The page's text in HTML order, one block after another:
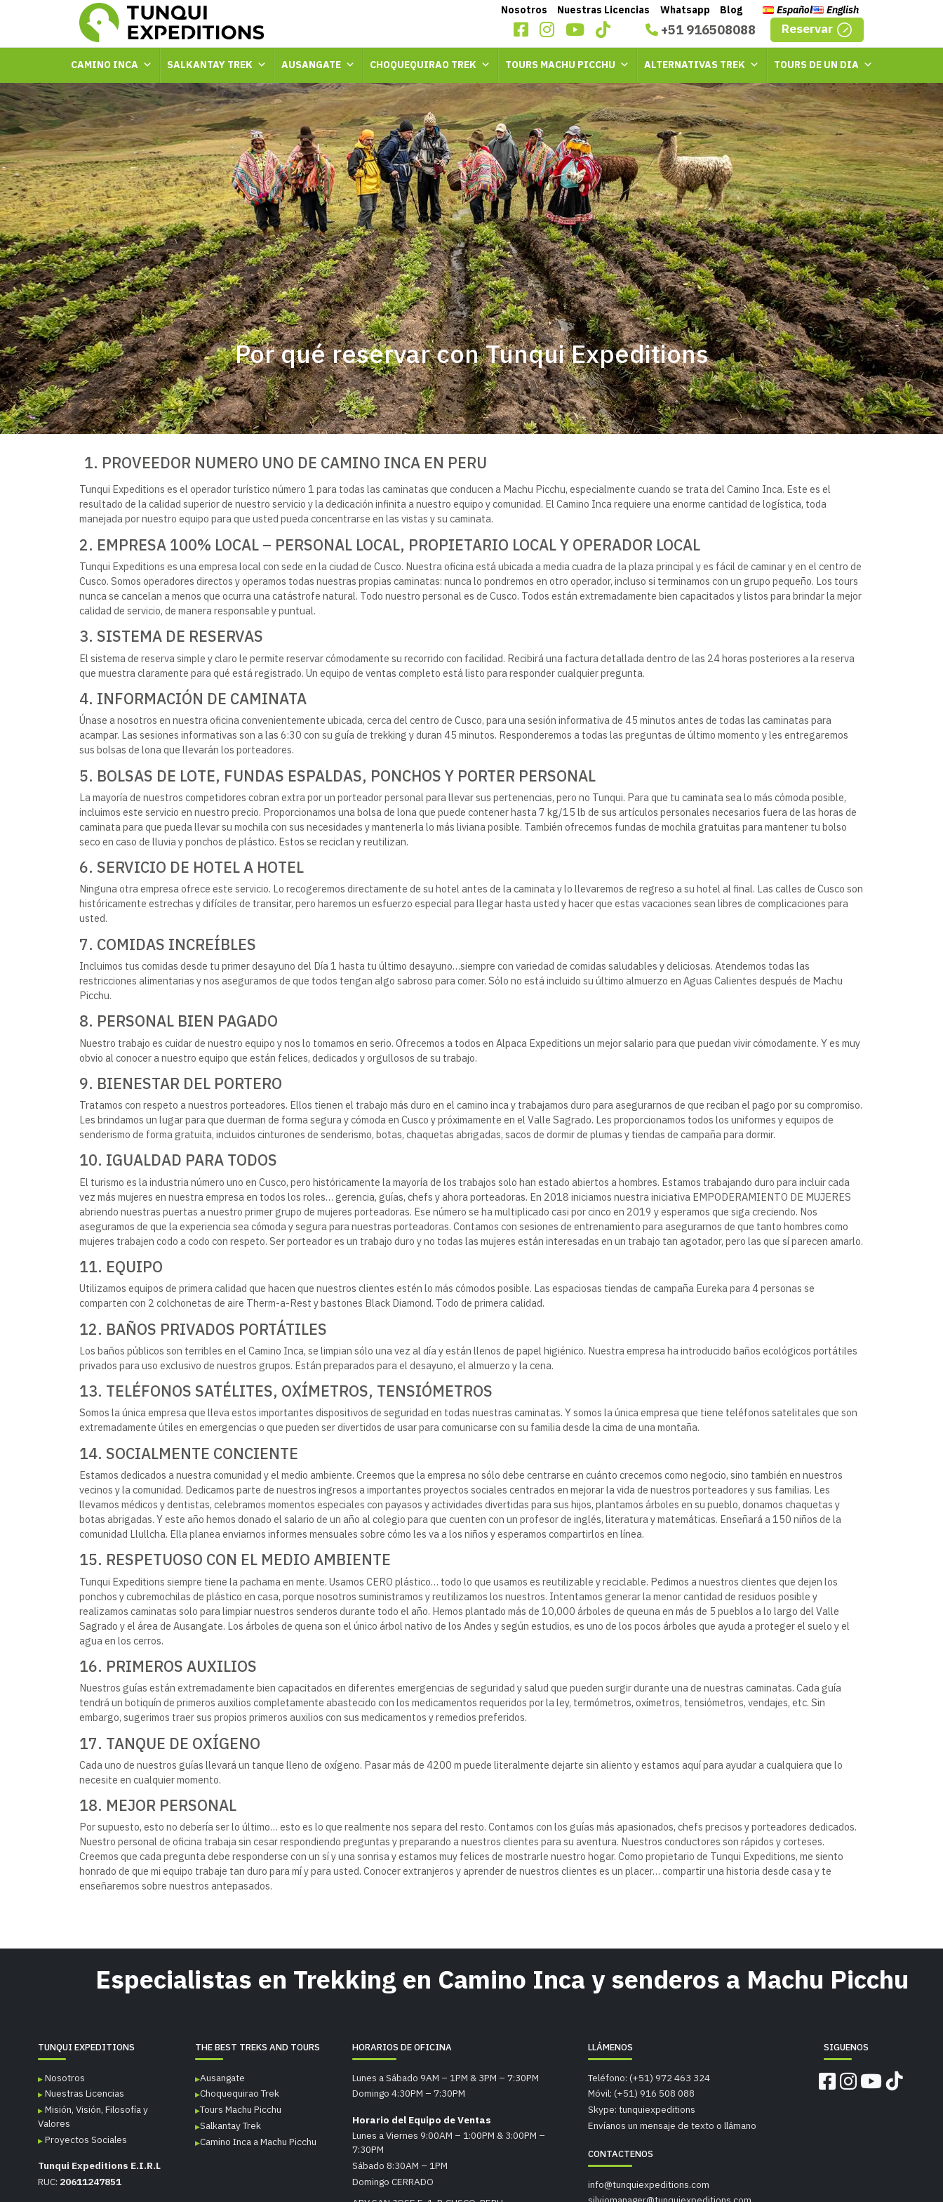
Nosotros Nuestras Licencias Whatsapp Blog Español English
+51 916508088 Reservar
CAMINO INCA SALKANTAY TREK AUSANGATE CHOQUEQUIRAO TREK TOURS MACHU PICCHU ALTERNATIVAS TREK TOURS DE UN DIA
Por qué reservar con Tunqui Expeditions
1. PROVEEDOR NUMERO UNO DE CAMINO INCA EN PERU
Tunqui Expeditions es el operador turístico número 1 para todas las caminatas que conducen a Machu Picchu, especialmente cuando se trata del Camino Inca. Este es el
resultado de la calidad superior de nuestro servicio y la dedicación infinita a nuestro equipo y comunidad. El Camino Inca requiere una enorme cantidad de logística, toda
manejada por nuestro equipo para que usted pueda concentrarse en las vistas y su caminata.
2. EMPRESA 100% LOCAL – PERSONAL LOCAL, PROPIETARIO LOCAL Y OPERADOR LOCAL
Tunqui Expeditions es una empresa local con sede en la ciudad de Cusco. Nuestra oficina está ubicada a media cuadra de la plaza principal y es fácil de caminar y en el centro de
Cusco. Somos operadores directos y operamos todas nuestras propias caminatas: nunca lo pondremos en otro operador, incluso si terminamos con un grupo pequeño. Los tours
nunca se cancelan a menos que ocurra una catástrofe natural. Todo nuestro personal es de Cusco. Todos están extremadamente bien capacitados y listos para brindar la mejor
calidad de servicio, de manera responsable y puntual.
3. SISTEMA DE RESERVAS
El sistema de reserva simple y claro le permite reservar cómodamente su recorrido con facilidad. Recibirá una factura detallada dentro de las 24 horas posteriores a la reserva
que muestra claramente para qué está registrado. Un equipo de ventas completo está listo para responder cualquier pregunta.
4. INFORMACIÓN DE CAMINATA
Únase a nosotros en nuestra oficina convenientemente ubicada, cerca del centro de Cusco, para una sesión informativa de 45 minutos antes de todas las caminatas para
acampar. Las sesiones informativas son a las 6:30 con su guía de trekking y duran 45 minutos. Responderemos a todas las preguntas de último momento y les entregaremos
sus bolsas de lona que llevarán los porteadores.
5. BOLSAS DE LOTE, FUNDAS ESPALDAS, PONCHOS Y PORTER PERSONAL
La mayoría de nuestros competidores cobran extra por un porteador personal para llevar sus pertenencias, pero no Tunqui. Para que tu caminata sea lo más cómoda posible,
incluimos este servicio en nuestro precio. Proporcionamos una bolsa de lona que puede contener hasta 7 kg/15 lb de sus artículos personales necesarios fuera de las horas de
caminata para que pueda llevar su mochila con sus necesidades y mantenerla lo más liviana posible. También ofrecemos fundas de mochila gratuitas para mantener tu bolso
seco en caso de lluvia y ponchos de plástico. Estos se reciclan y reutilizan.
6. SERVICIO DE HOTEL A HOTEL
Ninguna otra empresa ofrece este servicio. Lo recogeremos directamente de su hotel antes de la caminata y lo llevaremos de regreso a su hotel al final. Las calles de Cusco son
históricamente estrechas y difíciles de transitar, pero haremos un esfuerzo especial para llegar hasta usted y hacer que estas vacaciones sean libres de complicaciones para
usted.
7. COMIDAS INCREÍBLES
Incluimos tus comidas desde tu primer desayuno del Día 1 hasta tu último desayuno…siempre con variedad de comidas saludables y deliciosas. Atendemos todas las
restricciones alimentarias y nos aseguramos de que todos tengan algo sabroso para comer. Sólo no está incluido su último almuerzo en Aguas Calientes después de Machu
Picchu.
8. PERSONAL BIEN PAGADO
Nuestro trabajo es cuidar de nuestro equipo y nos lo tomamos en serio. Ofrecemos a todos en Alpaca Expeditions un mejor salario para que puedan vivir cómodamente. Y es muy
obvio al conocer a nuestro equipo que están felices, dedicados y orgullosos de su trabajo.
9. BIENESTAR DEL PORTERO
Tratamos con respeto a nuestros porteadores. Ellos tienen el trabajo más duro en el camino inca y trabajamos duro para asegurarnos de que reciban el pago por su compromiso.
Les brindamos un lugar para que duerman de forma segura y cómoda en Cusco y próximamente en el Valle Sagrado. Les proporcionamos todos los uniformes y equipos de
senderismo de forma gratuita, incluidos cinturones de senderismo, botas, chaquetas abrigadas, sacos de dormir de plumas y tiendas de campaña para dormir.
10. IGUALDAD PARA TODOS
El turismo es la industria número uno en Cusco, pero históricamente la mayoría de los trabajos solo han estado abiertos a hombres. Estamos trabajando duro para incluir cada
vez más mujeres en nuestra empresa en todos los roles… gerencia, guías, chefs y ahora porteadoras. En 2018 iniciamos nuestra iniciativa EMPODERAMIENTO DE MUJERES
abriendo nuestras puertas a nuestro primer grupo de mujeres porteadoras. Ese número se ha multiplicado casi por cinco en 2019 y esperamos que siga creciendo. Nos
aseguramos de que la experiencia sea cómoda y segura para nuestras porteadoras. Contamos con sesiones de entrenamiento para asegurarnos de que tanto hombres como
mujeres trabajen codo a codo con respeto. Ser porteador es un trabajo duro y no todas las mujeres están interesadas en un trabajo tan agotador, pero las que sí parecen amarlo.
11. EQUIPO
Utilizamos equipos de primera calidad que hacen que nuestros clientes estén lo más cómodos posible. Las espaciosas tiendas de campaña Eureka para 4 personas se
comparten con 2 colchonetas de aire Therm-a-Rest y bastones Black Diamond. Todo de primera calidad.
12. BAÑOS PRIVADOS PORTÁTILES
Los baños públicos son terribles en el Camino Inca, se limpian sólo una vez al día y están llenos de papel higiénico. Nuestra empresa ha introducido baños ecológicos portátiles
privados para uso exclusivo de nuestros grupos. Están preparados para el desayuno, el almuerzo y la cena.
13. TELÉFONOS SATÉLITES, OXÍMETROS, TENSIÓMETROS
Somos la única empresa que lleva estos importantes dispositivos de seguridad en todas nuestras caminatas. Y somos la única empresa que tiene teléfonos satelitales que son
extremadamente útiles en emergencias o que pueden ser divertidos de usar para comunicarse con su familia desde la cima de una montaña.
14. SOCIALMENTE CONCIENTE
Estamos dedicados a nuestra comunidad y el medio ambiente. Creemos que la empresa no sólo debe centrarse en cuánto crecemos como negocio, sino también en nuestros
vecinos y la comunidad. Dedicamos parte de nuestros ingresos a importantes proyectos sociales centrados en mejorar la vida de nuestros porteadores y sus familias. Les
llevamos médicos y dentistas, celebramos momentos especiales con payasos y actividades divertidas para sus hijos, plantamos árboles en su pueblo, donamos chaquetas y
botas abrigadas. Y este año hemos donado el salario de un año al colegio para que cuenten con un profesor de inglés, literatura y matemáticas. Enseñará a 150 niños de la
comunidad Llullcha. Ella planea enviarnos informes mensuales sobre cómo les va a los niños y esperamos compartirlos en línea.
15. RESPETUOSO CON EL MEDIO AMBIENTE
Tunqui Expeditions siempre tiene la pachama en mente. Usamos CERO plástico… todo lo que usamos es reutilizable y reciclable. Pedimos a nuestros clientes que dejen los
ponchos y cubremochilas de plástico en casa, porque nosotros suministramos y reutilizamos los nuestros. Intentamos generar la menor cantidad de residuos posible y
realizamos caminatas solo para limpiar nuestros senderos durante todo el año. Hemos plantado más de 10,000 árboles de queuna en más de 5 pueblos a lo largo del Valle
Sagrado y el área de Ausangate. Los árboles de quena son el único árbol nativo de los Andes y según estudios, es uno de los pocos árboles que ayuda a proteger el suelo y el
agua en los cerros.
16. PRIMEROS AUXILIOS
Nuestros guías están extremadamente bien capacitados en diferentes emergencias de seguridad y salud que pueden surgir durante una de nuestras caminatas. Cada guía
tendrá un botiquín de primeros auxilios completamente abastecido con los medicamentos requeridos por la ley, termómetros, oxímetros, tensiómetros, vendajes, etc. Sin
embargo, sugerimos traer sus propios primeros auxilios con sus medicamentos y remedios preferidos.
17. TANQUE DE OXÍGENO
Cada uno de nuestros guías llevará un tanque lleno de oxígeno. Pasar más de 4200 m puede literalmente dejarte sin aliento y estamos aquí para ayudar a cualquiera que lo
necesite en cualquier momento.
18. MEJOR PERSONAL
Por supuesto, esto no debería ser lo último… esto es lo que realmente nos separa del resto. Contamos con los guías más apasionados, chefs precisos y porteadores dedicados.
Nuestro personal de oficina trabaja sin cesar respondiendo preguntas y preparando a nuestros clientes para su aventura. Nuestros conductores son rápidos y corteses.
Creemos que cada pregunta debe responderse con un sí y una sonrisa y estamos muy felices de mostrarle nuestro hogar. Como propietario de Tunqui Expeditions, me siento
honrado de que mi equipo trabaje tan duro para mí y para usted. Conocer extranjeros y aprender de nuestros clientes es un placer… compartir una historia desde casa y te
enseñaremos sobre nuestros antepasados.
Especialistas en Trekking en Camino Inca y senderos a Machu Picchu
TUNQUI EXPEDITIONS
Nosotros
Nuestras Licencias
Misión, Visión, Filosofía y
Valores
Proyectos Sociales
Tunqui Expeditions E.I.R.L
RUC: 20611247851
THE BEST TREKS AND TOURS
Ausangate
Choquequirao Trek
Tours Machu Picchu
Salkantay Trek
Camino Inca a Machu Picchu
HORARIOS DE OFICINA
Lunes a Sábado 9AM – 1PM & 3PM – 7:30PM
Domingo 4:30PM – 7:30PM
Horario del Equipo de Ventas
Lunes a Viernes 9:00AM – 1:00PM & 3:00PM –
7:30PM
Sábado 8:30AM – 1PM
Domingo CERRADO
LLÁMENOS
Teléfono: (+51) 972 463 324
Móvil: (+51) 916 508 088
Skype: tunquiexpeditions
Envíanos un mensaje de texto o llámano
CONTACTENOS
info@tunquiexpeditions.com
SIGUENOS